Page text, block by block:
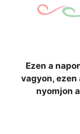
Ezen a
vagyon,
nyomjon